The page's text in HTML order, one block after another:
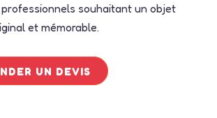
souhaitant un objet
et mémorable.
UN DEVIS